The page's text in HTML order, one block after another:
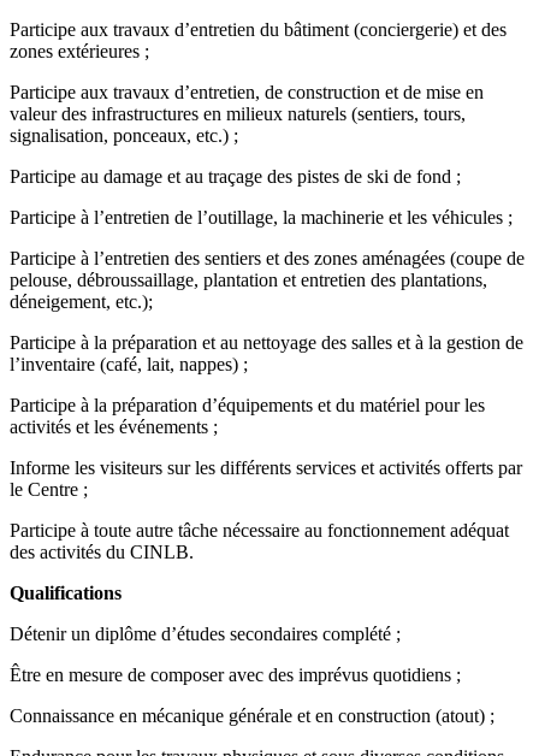
Participe aux travaux d’entretien du bâtiment (conciergerie) et des
zones extérieures ;
Participe aux travaux d’entretien, de construction et de mise en
valeur des infrastructures en milieux naturels (sentiers, tours,
signalisation, ponceaux, etc.) ;
Participe au damage et au traçage des pistes de ski de fond ;
Participe à l’entretien de l’outillage, la machinerie et les véhicules ;
Participe à l’entretien des sentiers et des zones aménagées (coupe de
pelouse, débroussaillage, plantation et entretien des plantations,
déneigement, etc.);
Participe à la préparation et au nettoyage des salles et à la gestion de
l’inventaire (café, lait, nappes) ;
Participe à la préparation d’équipements et du matériel pour les
activités et les événements ;
Informe les visiteurs sur les différents services et activités offerts par
le Centre ;
Participe à toute autre tâche nécessaire au fonctionnement adéquat
des activités du CINLB.
Qualifications
Détenir un diplôme d’études secondaires complété ;
Être en mesure de composer avec des imprévus quotidiens ;
Connaissance en mécanique générale et en construction (atout) ;